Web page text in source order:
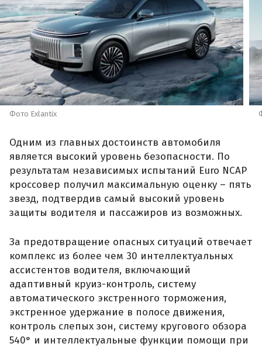
Фото Exlantix
Одним из главных достоинств автомобиля
является высокий уровень безопасности. По
результатам независимых испытаний Euro NCAP
кроссовер получил максимальную оценку – пять
звезд, подтвердив самый высокий уровень
защиты водителя и пассажиров из возможных.
За предотвращение опасных ситуаций отвечает
комплекс из более чем 30 интеллектуальных
ассистентов водителя, включающий
адаптивный круиз-контроль, систему
автоматического экстренного торможения,
экстренное удержание в полосе движения,
контроль слепых зон, систему кругового обзора
540° и интеллектуальные функции помощи при